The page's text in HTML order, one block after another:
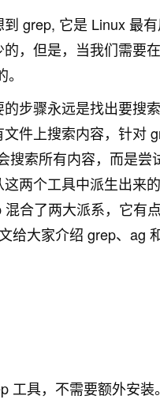
grep, 它是 Linux 最
，但是，当我们需要
步骤永远是找出要搜
件上搜索内容，针对
搜索所有内容，而是
两个工具中派生出来
合了两大派系，它有
大家介绍 grep、ag
工具，不需要额外安装。